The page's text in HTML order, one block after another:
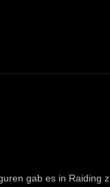
gab es in Raiding